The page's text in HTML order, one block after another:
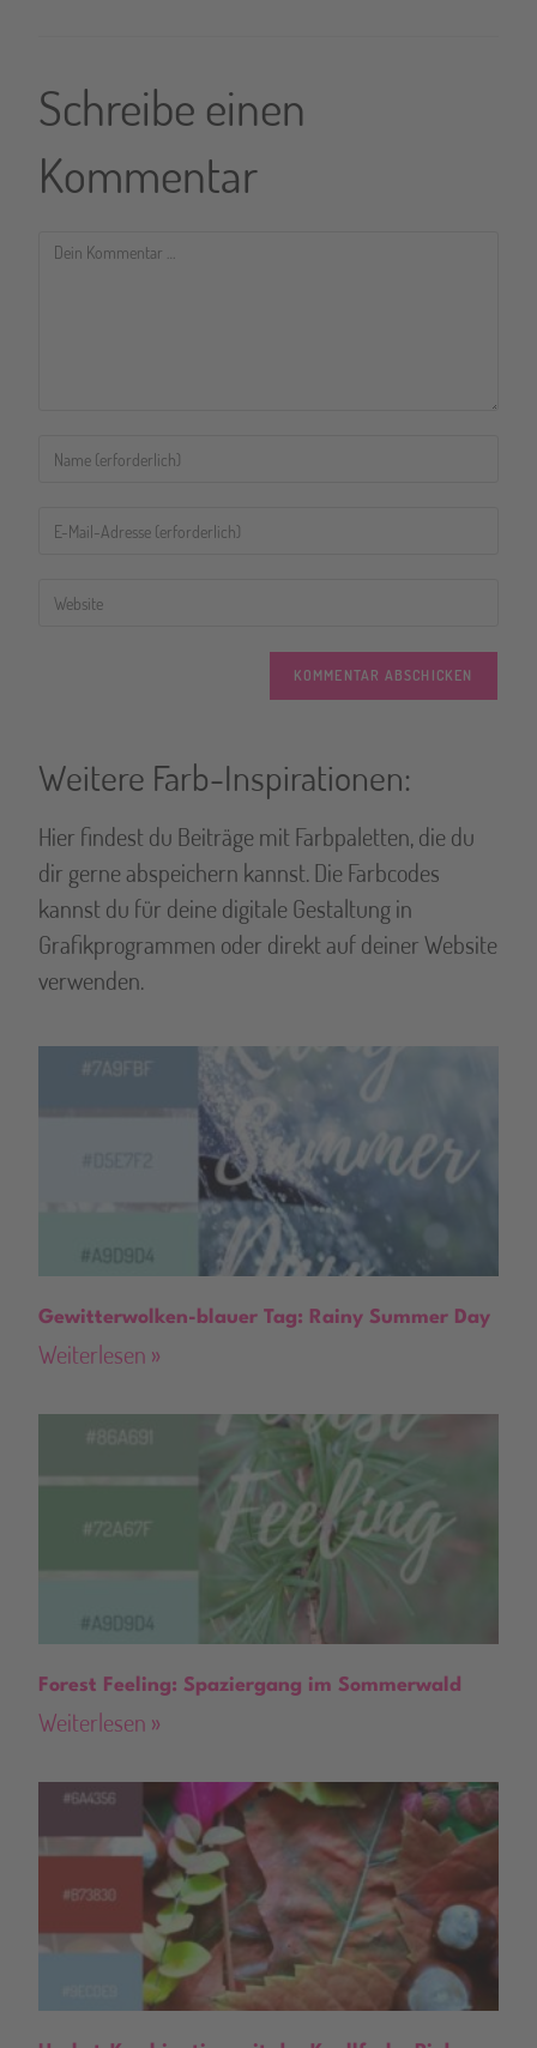
Schreibe einen
Kommentar
e
n
a
t
i
v
Weitere Farb-Inspirationen:
Hier findest du Beiträge mit Farbpaletten, die du
dir gerne abspeichern kannst. Die Farbcodes
kannst du für deine digitale Gestaltung in
Grafikprogrammen oder direkt auf deiner Website
verwenden.
Gewitterwolken-blauer Tag: Rainy Summer Day
Weiterlesen »
Forest Feeling: Spaziergang im Sommerwald
Weiterlesen »